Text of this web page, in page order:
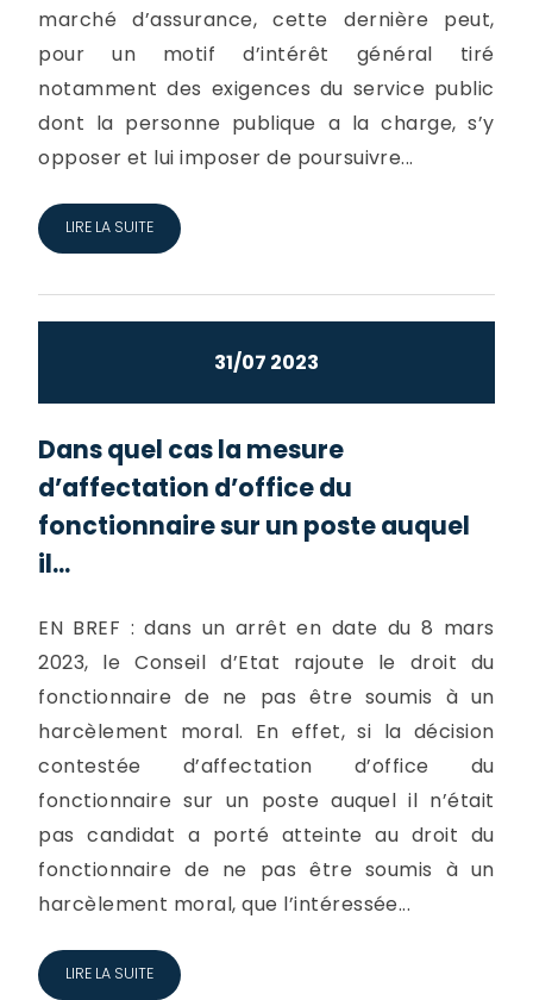
marché d’assurance, cette dernière peut,
pour un motif d’intérêt général tiré
notamment des exigences du service public
dont la personne publique a la charge, s’y
opposer et lui imposer de poursuivre...
LIRE LA SUITE
31/07 2023
Dans quel cas la mesure
d’affectation d’office du
fonctionnaire sur un poste auquel
il...
EN BREF : dans un arrêt en date du 8 mars
2023, le Conseil d’Etat rajoute le droit du
fonctionnaire de ne pas être soumis à un
harcèlement moral. En effet, si la décision
contestée d’affectation d’office du
fonctionnaire sur un poste auquel il n’était
pas candidat a porté atteinte au droit du
fonctionnaire de ne pas être soumis à un
harcèlement moral, que l’intéressée...
LIRE LA SUITE